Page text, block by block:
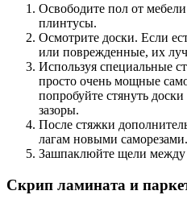
Освободите пол от
плинтусы.
Осмотрите доски. Если
или поврежденные, их
Используя специальные
просто очень мощные
попробуйте стянуть
зазоры.
После стяжки
лагам новыми саморезами.
Зашпаклюйте щели между
Скрип ламината и